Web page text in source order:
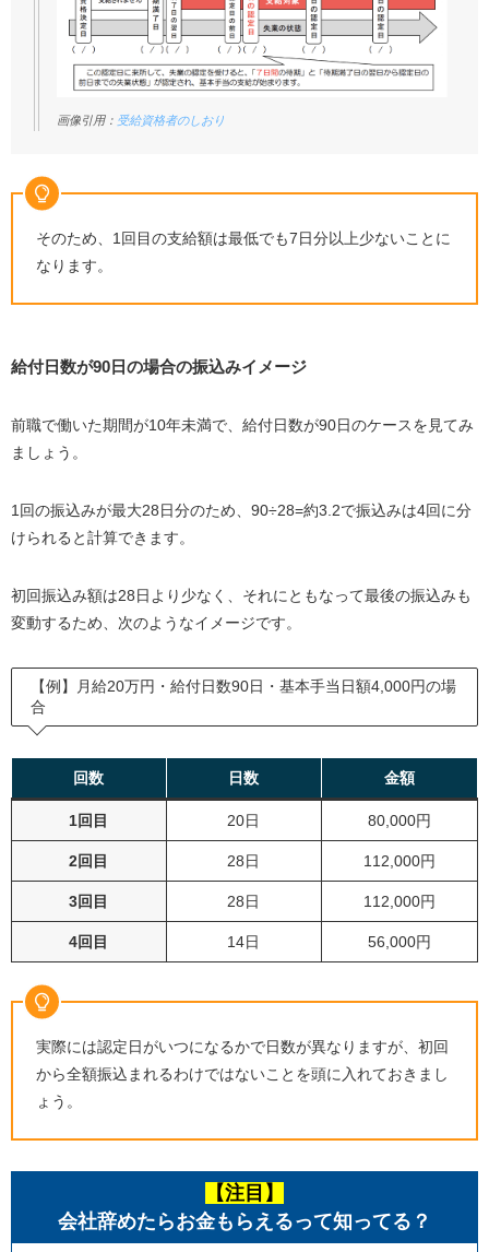
画像引用： 受給資格者のしおり
そのため、1回目の支給額は最低でも7日分以上少ないことに
なります。
給付日数が90日の場合の振込みイメージ
前職で働いた期間が10年未満で、給付日数が90日のケースを見てみ
ましょう。
1回の振込みが最大28日分のため、90÷28=約3.2で振込みは4回に分
けられると計算できます。
初回振込み額は28日より少なく、それにともなって最後の振込みも
変動するため、次のようなイメージです。
【例】月給20万円・給付日数90日・基本手当日額4,000円の場
合
回数 日数 金額
1回目 20日 80,000円
2回目 28日 112,000円
3回目 28日 112,000円
4回目 14日 56,000円
実際には認定日がいつになるかで日数が異なりますが、初回
から全額振込まれるわけではないことを頭に入れておきまし
ょう。
【注目】
会社辞めたらお金もらえるって知ってる？